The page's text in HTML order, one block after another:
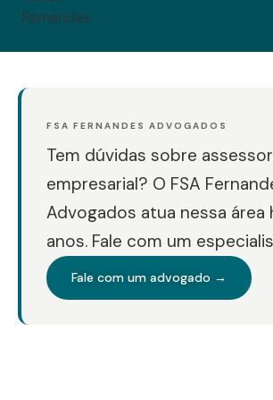
FSA FERNANDES ADVOGADOS
Tem dúvidas sobre
empresarial? O FSA
Advogados atua nessa área
anos. Fale com um
Fale com um advogado →